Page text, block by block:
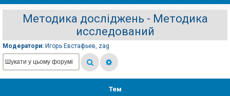
с
р
а
ц
і
Методика досліджень - Методика
исследований
Модератори: Игорь Евстафьев, zag
Тем